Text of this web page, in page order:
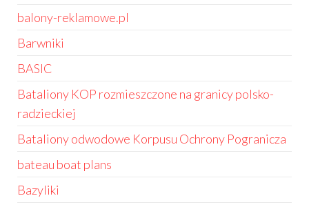
balony-reklamowe.pl
Barwniki
BASIC
Bataliony KOP rozmieszczone na granicy polsko-
radzieckiej
Bataliony odwodowe Korpusu Ochrony Pogranicza
bateau boat plans
Bazyliki